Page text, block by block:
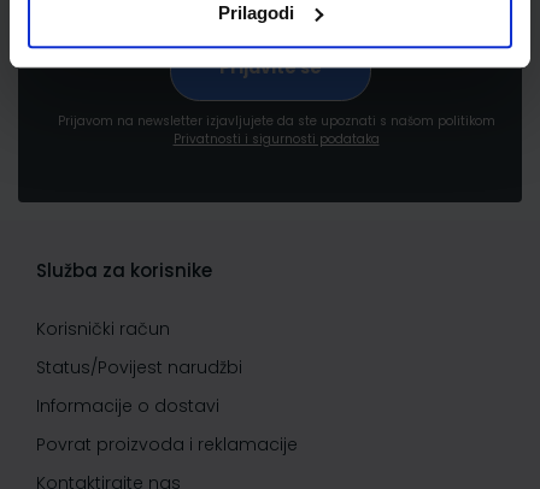
Prilagodi
Prijavom na newsletter izjavljujete da ste upoznati s našom politikom
Privatnosti i sigurnosti podataka
Služba za korisnike
Korisnički račun
Status/Povijest narudžbi
Informacije o dostavi
Povrat proizvoda i reklamacije
Kontaktirajte nas